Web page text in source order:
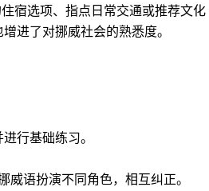
宿选项、指点日常交通或推荐文化
进了对挪威社会的熟悉度。
行基础练习。
威语扮演不同角色，相互纠正。